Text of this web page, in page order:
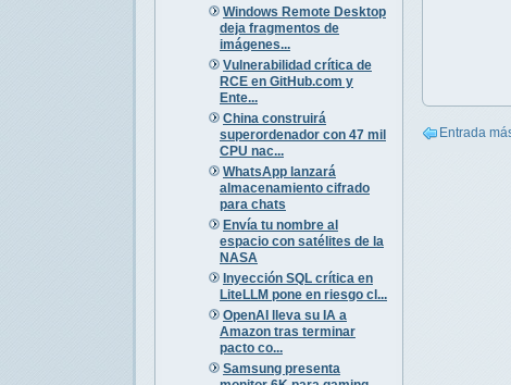
Windows Remote Desktop
deja fragmentos de
imágenes...
Vulnerabilidad crítica de
RCE en GitHub.com y
Ente...
China construirá
superordenador con 47 mil
CPU nac...
WhatsApp lanzará
almacenamiento cifrado
para chats
Envía tu nombre al
espacio con satélites de la
NASA
Inyección SQL crítica en
LiteLLM pone en riesgo cl...
OpenAI lleva su IA a
Amazon tras terminar
pacto co...
Samsung presenta
Entrada